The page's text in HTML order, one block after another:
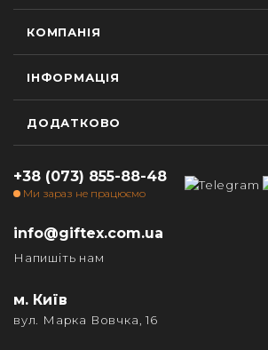
КОМПАНІЯ
ІНФОРМАЦІЯ
ДОДАТКОВО
+38 (073) 855-88-48
Ми зараз не працюємо
info@giftex.com.ua
Напишіть нам
м. Київ
вул. Марка Вовчка, 16